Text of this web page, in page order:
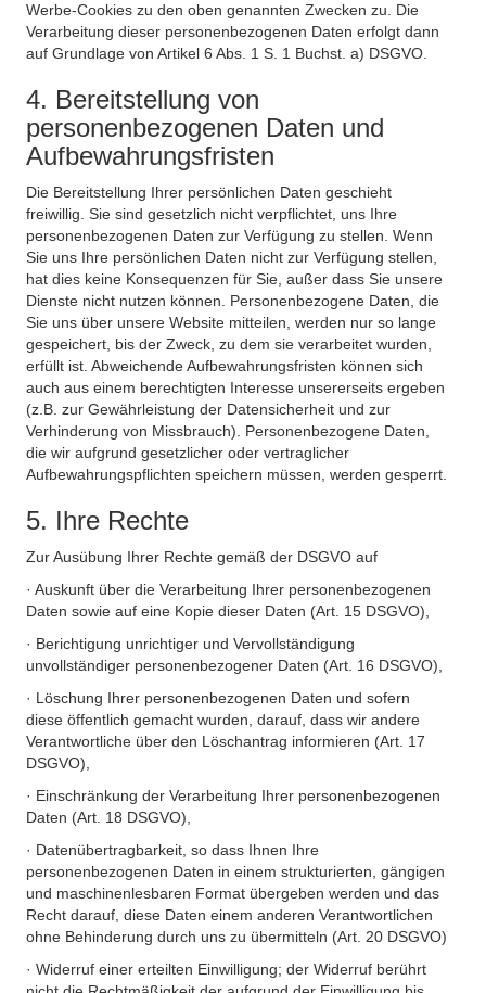
Werbe-Cookies zu den oben genannten Zwecken zu. Die
Verarbeitung dieser personenbezogenen Daten erfolgt dann
auf Grundlage von Artikel 6 Abs. 1 S. 1 Buchst. a) DSGVO.
4. Bereitstellung von
personenbezogenen Daten und
Aufbewahrungsfristen
Die Bereitstellung Ihrer persönlichen Daten geschieht
freiwillig. Sie sind gesetzlich nicht verpflichtet, uns Ihre
personenbezogenen Daten zur Verfügung zu stellen. Wenn
Sie uns Ihre persönlichen Daten nicht zur Verfügung stellen,
hat dies keine Konsequenzen für Sie, außer dass Sie unsere
Dienste nicht nutzen können. Personenbezogene Daten, die
Sie uns über unsere Website mitteilen, werden nur so lange
gespeichert, bis der Zweck, zu dem sie verarbeitet wurden,
erfüllt ist. Abweichende Aufbewahrungsfristen können sich
auch aus einem berechtigten Interesse unsererseits ergeben
(z.B. zur Gewährleistung der Datensicherheit und zur
Verhinderung von Missbrauch). Personenbezogene Daten,
die wir aufgrund gesetzlicher oder vertraglicher
Aufbewahrungspflichten speichern müssen, werden gesperrt.
5. Ihre Rechte
Zur Ausübung Ihrer Rechte gemäß der DSGVO auf
· Auskunft über die Verarbeitung Ihrer personenbezogenen
Daten sowie auf eine Kopie dieser Daten (Art. 15 DSGVO),
· Berichtigung unrichtiger und Vervollständigung
unvollständiger personenbezogener Daten (Art. 16 DSGVO),
· Löschung Ihrer personenbezogenen Daten und sofern
diese öffentlich gemacht wurden, darauf, dass wir andere
Verantwortliche über den Löschantrag informieren (Art. 17
DSGVO),
· Einschränkung der Verarbeitung Ihrer personenbezogenen
Daten (Art. 18 DSGVO),
· Datenübertragbarkeit, so dass Ihnen Ihre
personenbezogenen Daten in einem strukturierten, gängigen
und maschinenlesbaren Format übergeben werden und das
Recht darauf, diese Daten einem anderen Verantwortlichen
ohne Behinderung durch uns zu übermitteln (Art. 20 DSGVO)
· Widerruf einer erteilten Einwilligung; der Widerruf berührt